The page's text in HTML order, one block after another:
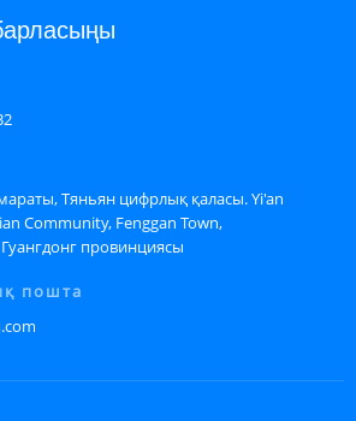
Тяньян цифрлық қаласы. Yi'an
Community, Fenggan Town,
провинциясы
пошта